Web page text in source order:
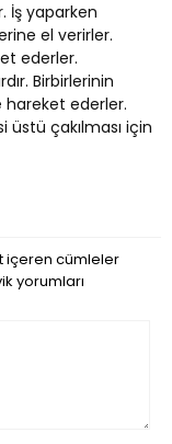
İş yaparken
el verirler.
ederler.
Birbirlerinin
hareket ederler.
üstü çakılması için
içeren cümleler
yorumları